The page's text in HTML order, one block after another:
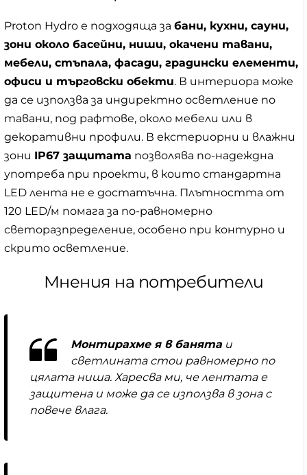
Proton Hydro е подходяща за бани, кухни, сауни,
зони около басейни, ниши, окачени тавани,
мебели, стъпала, фасади, градински елементи,
офиси и търговски обекти. В интериора може
да се използва за индиректно осветление по
тавани, под рафтове, около мебели или в
декоративни профили. В екстериорни и влажни
зони IP67 защитата позволява по-надеждна
употреба при проекти, в които стандартна
LED лента не е достатъчна. Плътността от
120 LED/м помага за по-равномерно
светоразпределение, особено при контурно и
скрито осветление.
Мнения на потребители
Монтирахме я в банята и
светлината стои равномерно по
цялата ниша. Харесва ми, че лентата е
защитена и може да се използва в зона с
повече влага.